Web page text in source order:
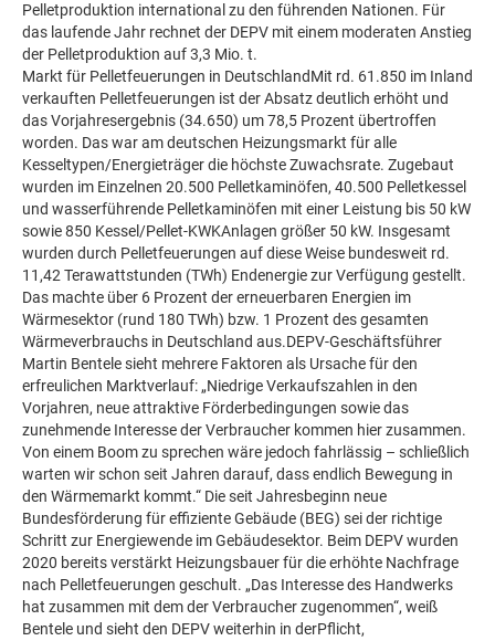
Pelletproduktion international zu den führenden Nationen. Für
das laufende Jahr rechnet der DEPV mit einem moderaten Anstieg
der Pelletproduktion auf 3,3 Mio. t.
Markt für Pelletfeuerungen in DeutschlandMit rd. 61.850 im Inland
verkauften Pelletfeuerungen ist der Absatz deutlich erhöht und
das Vorjahresergebnis (34.650) um 78,5 Prozent übertroffen
worden. Das war am deutschen Heizungsmarkt für alle
Kesseltypen/Energieträger die höchste Zuwachsrate. Zugebaut
wurden im Einzelnen 20.500 Pelletkaminöfen, 40.500 Pelletkessel
und wasserführende Pelletkaminöfen mit einer Leistung bis 50 kW
sowie 850 Kessel/Pellet-KWKAnlagen größer 50 kW. Insgesamt
wurden durch Pelletfeuerungen auf diese Weise bundesweit rd.
11,42 Terawattstunden (TWh) Endenergie zur Verfügung gestellt.
Das machte über 6 Prozent der erneuerbaren Energien im
Wärmesektor (rund 180 TWh) bzw. 1 Prozent des gesamten
Wärmeverbrauchs in Deutschland aus.DEPV-Geschäftsführer
Martin Bentele sieht mehrere Faktoren als Ursache für den
erfreulichen Marktverlauf: „Niedrige Verkaufszahlen in den
Vorjahren, neue attraktive Förderbedingungen sowie das
zunehmende Interesse der Verbraucher kommen hier zusammen.
Von einem Boom zu sprechen wäre jedoch fahrlässig – schließlich
warten wir schon seit Jahren darauf, dass endlich Bewegung in
den Wärmemarkt kommt.“ Die seit Jahresbeginn neue
Bundesförderung für effiziente Gebäude (BEG) sei der richtige
Schritt zur Energiewende im Gebäudesektor. Beim DEPV wurden
2020 bereits verstärkt Heizungsbauer für die erhöhte Nachfrage
nach Pelletfeuerungen geschult. „Das Interesse des Handwerks
hat zusammen mit dem der Verbraucher zugenommen“, weiß
Bentele und sieht den DEPV weiterhin in derPflicht,